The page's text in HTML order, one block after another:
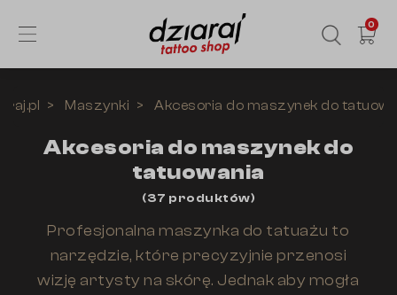
0
Maszynki Akcesoria do maszynek do
Akcesoria do maszynek do
tatuowania
(37 produktów)
Profesjonalna maszynka do tatuażu to
narzędzie, które precyzyjnie przenosi
wizję artysty na skórę. Jednak aby mogła